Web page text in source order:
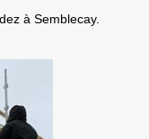
à Semblecay.